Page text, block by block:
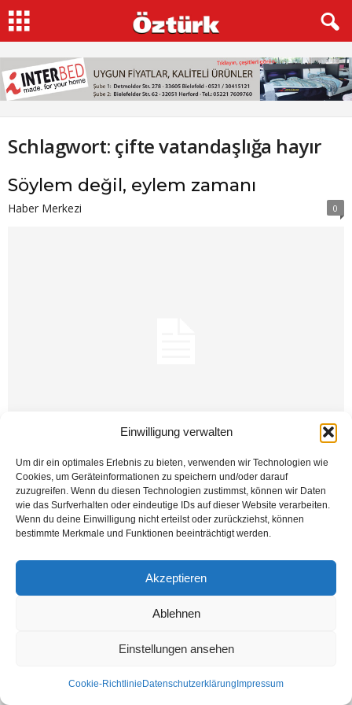
Einwilligung verwalten
Um dir ein optimales Erlebnis zu bieten, verwenden wir Technologien wie
Cookies, um Geräteinformationen zu speichern und/oder darauf
zuzugreifen. Wenn du diesen Technologien zustimmst, können wir Daten
wie das Surfverhalten oder eindeutige IDs auf dieser Website verarbeiten.
Wenn du deine Einwilligung nicht erteilst oder zurückziehst, können
bestimmte Merkmale und Funktionen beeinträchtigt werden.
Akzeptieren
Ablehnen
Einstellungen ansehen
Cookie-Richtlinie Datenschutzerklärung Impressum
Schlagwort: çifte vatandaşlığa hayır
Söylem değil, eylem zamanı
Haber Merkezi 0
Halle'deki kahpe terör saldırısından 4.5 ay sonra şimdi de Hanau'da ırkçı
terörde 9 gencimizi kaybettik. Her gün bir camiye ‘mekanınızı bombalayacağız’
tehditlerin gönderildiği günlerde,...
Weiterlesen